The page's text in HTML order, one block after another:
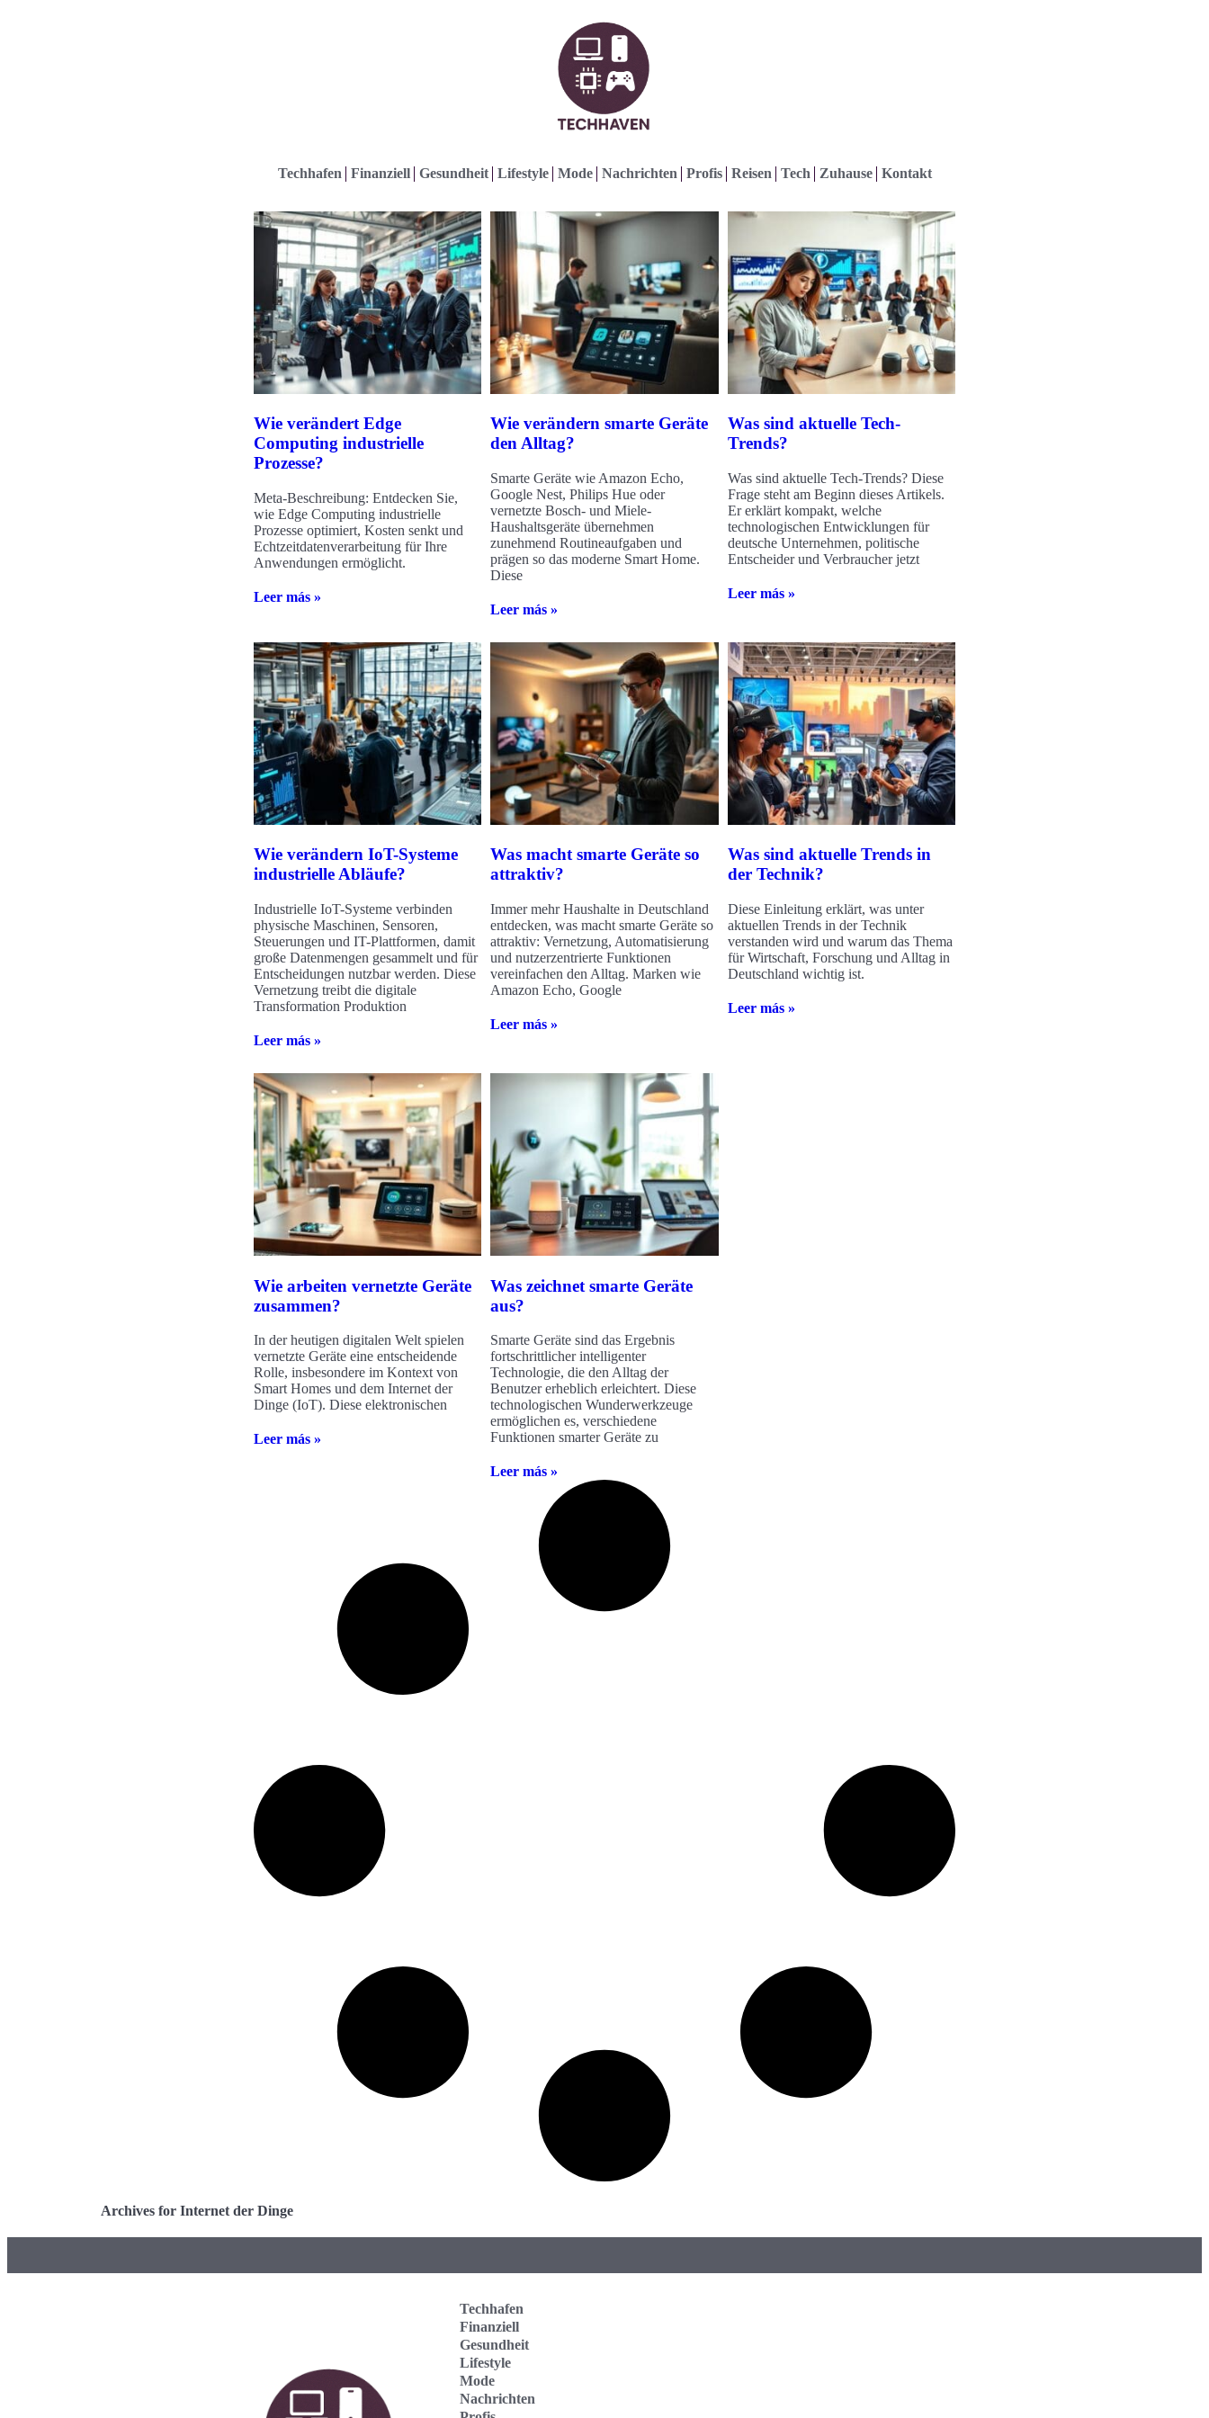
Techhafen Finanziell Gesundheit Lifestyle Mode Nachrichten Profis Reisen Tech Zuhause Kontakt
Wie verändert Edge
Computing industrielle
Prozesse?
Meta-Beschreibung: Entdecken Sie,
wie Edge Computing industrielle
Prozesse optimiert, Kosten senkt und
Echtzeitdatenverarbeitung für Ihre
Anwendungen ermöglicht.
Leer más »
Wie verändern smarte Geräte
den Alltag?
Smarte Geräte wie Amazon Echo,
Google Nest, Philips Hue oder
vernetzte Bosch- und Miele-
Haushaltsgeräte übernehmen
zunehmend Routineaufgaben und
prägen so das moderne Smart Home.
Diese
Leer más »
Was sind aktuelle Tech-
Trends?
Was sind aktuelle Tech-Trends? Diese
Frage steht am Beginn dieses Artikels.
Er erklärt kompakt, welche
technologischen Entwicklungen für
deutsche Unternehmen, politische
Entscheider und Verbraucher jetzt
Leer más »
Wie verändern IoT-Systeme
industrielle Abläufe?
Industrielle IoT-Systeme verbinden
physische Maschinen, Sensoren,
Steuerungen und IT-Plattformen, damit
große Datenmengen gesammelt und für
Entscheidungen nutzbar werden. Diese
Vernetzung treibt die digitale
Transformation Produktion
Leer más »
Was macht smarte Geräte so
attraktiv?
Immer mehr Haushalte in Deutschland
entdecken, was macht smarte Geräte so
attraktiv: Vernetzung, Automatisierung
und nutzerzentrierte Funktionen
vereinfachen den Alltag. Marken wie
Amazon Echo, Google
Leer más »
Was sind aktuelle Trends in
der Technik?
Diese Einleitung erklärt, was unter
aktuellen Trends in der Technik
verstanden wird und warum das Thema
für Wirtschaft, Forschung und Alltag in
Deutschland wichtig ist.
Leer más »
Wie arbeiten vernetzte Geräte
zusammen?
In der heutigen digitalen Welt spielen
vernetzte Geräte eine entscheidende
Rolle, insbesondere im Kontext von
Smart Homes und dem Internet der
Dinge (IoT). Diese elektronischen
Leer más »
Was zeichnet smarte Geräte
aus?
Smarte Geräte sind das Ergebnis
fortschrittlicher intelligenter
Technologie, die den Alltag der
Benutzer erheblich erleichtert. Diese
technologischen Wunderwerkzeuge
ermöglichen es, verschiedene
Funktionen smarter Geräte zu
Leer más »
Archives for Internet der Dinge
Techhafen
Finanziell
Gesundheit
Lifestyle
Mode
Nachrichten